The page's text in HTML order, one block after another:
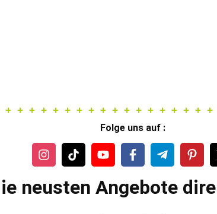
Folge uns auf :
neusten Angebote